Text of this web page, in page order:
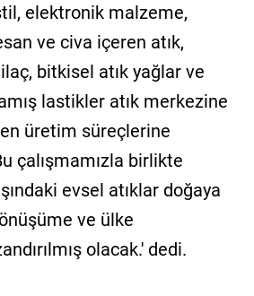
elektronik malzeme,
ve civa içeren atık,
bitkisel atık yağlar ve
lastikler atık merkezine
üretim süreçlerine
çalışmamızla birlikte
evsel atıklar doğaya
ve ülke
olacak.' dedi.